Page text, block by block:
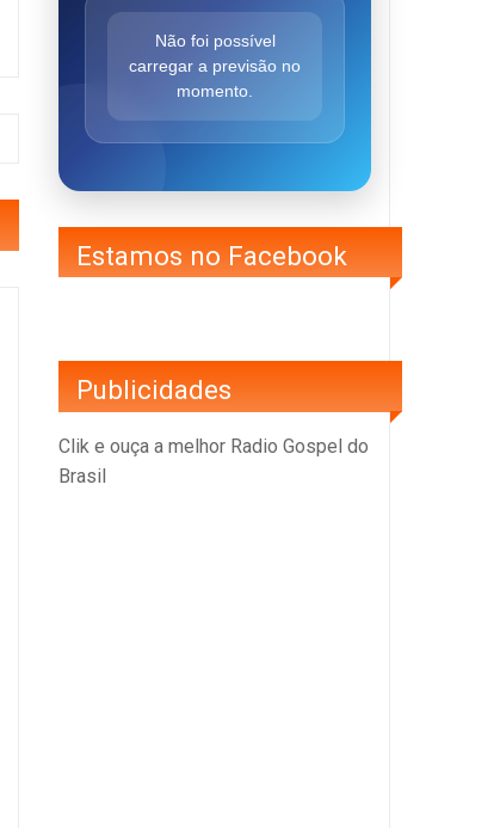
Não foi possível
carregar a previsão no
momento.
Estamos no Facebook
Publicidades
Clik e ouça a melhor Radio Gospel do
Brasil